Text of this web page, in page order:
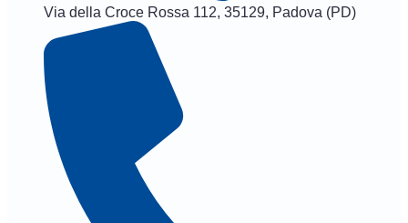
Via della Croce Rossa 112, 35129, Padova (PD)